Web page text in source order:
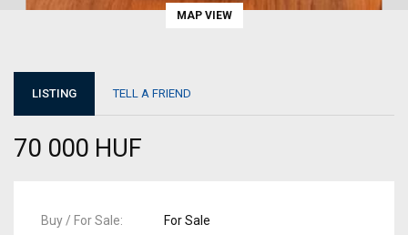
MAP VIEW
LISTING TELL A FRIEND
70 000 HUF
Buy / For Sale
For Sale